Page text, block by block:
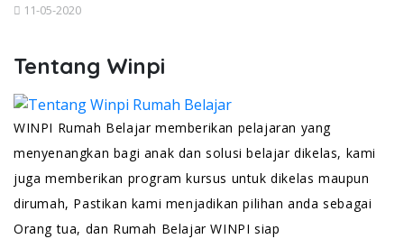
11-05-2020
Tentang Winpi
WINPI Rumah Belajar memberikan pelajaran yang
menyenangkan bagi anak dan solusi belajar dikelas, kami
juga memberikan program kursus untuk dikelas maupun
dirumah, Pastikan kami menjadikan pilihan anda sebagai
Orang tua, dan Rumah Belajar WINPI siap